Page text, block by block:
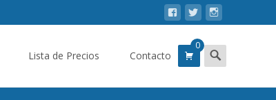
Lista de Precios Contacto
0 Buscar: